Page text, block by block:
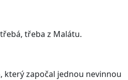
třeba z Malátu.
který započal jednou nevinnou